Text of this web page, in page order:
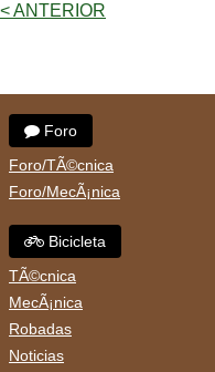
< ANTERIOR
Foro
Foro/TÃ©cnica
Foro/MecÃ¡nica
Bicicleta
TÃ©cnica
MecÃ¡nica
Robadas
Noticias